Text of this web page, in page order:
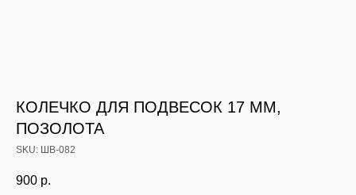
КОЛЕЧКО ДЛЯ ПОДВЕСОК 17 ММ,
ПОЗОЛОТА
SKU: ШВ-082
900 р.